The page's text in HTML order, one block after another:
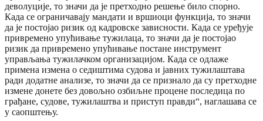
деволуције, то значи да је претходно решење било спорно.
Када се ограничавају мандати и вршиоци функција, то значи
да је постојао ризик од кадровске зависности. Када се уређује
привремено упућивање тужилаца, то значи да је постојао
ризик да привремено упућивање постане инструмент
управљања тужилачком организацијом. Када се одлаже
примена измена о седиштима судова и јавних тужилаштава
ради додатне анализе, то значи да се признало да су претходне
измене донете без довољно озбиљне процене последица по
грађане, судове, тужилаштва и приступ правди“, наглашава се
у саопштењу.